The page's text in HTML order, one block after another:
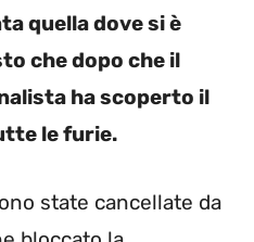
quella dove si è
che dopo che il
ha scoperto il
le furie.
state cancellate da